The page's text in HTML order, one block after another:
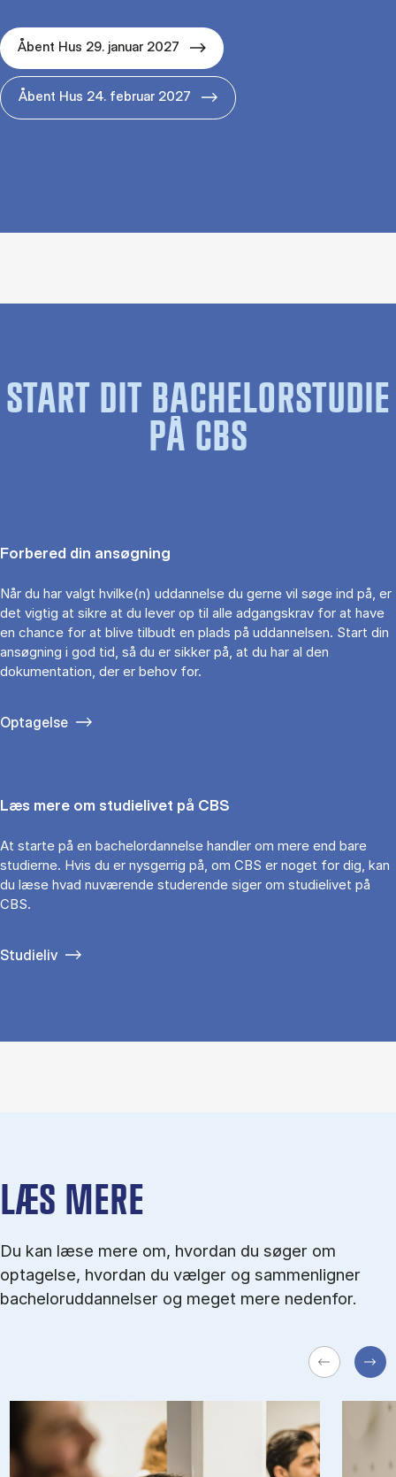
Åbent Hus 29. januar 2027
Åbent Hus 24. februar 2027
START DIT BACHELORSTUDIE
PÅ CBS
Forbered din ansøgning
Når du har valgt hvilke(n) uddannelse du gerne vil søge ind på, er
det vigtig at sikre at du lever op til alle adgangskrav for at have
en chance for at blive tilbudt en plads på uddannelsen. Start din
ansøgning i god tid, så du er sikker på, at du har al den
dokumentation, der er behov for.
Optagelse
Læs mere om studielivet på CBS
At starte på en bachelordannelse handler om mere end bare
studierne. Hvis du er nysgerrig på, om CBS er noget for dig, kan
du læse hvad nuværende studerende siger om studielivet på
CBS.
Studieliv
LÆS MERE
Du kan læse mere om, hvordan du søger om
optagelse, hvordan du vælger og sammenligner
bacheloruddannelser og meget mere nedenfor.